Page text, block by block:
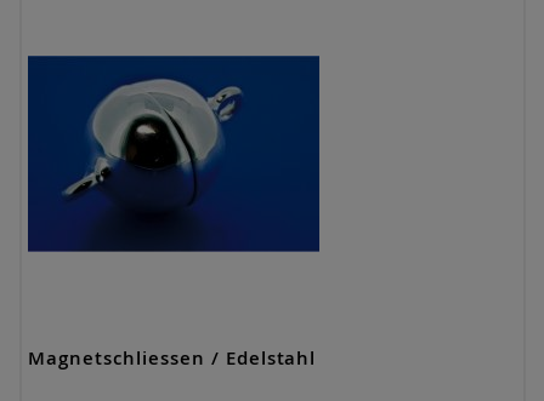
Magnetschliessen / Edelstahl